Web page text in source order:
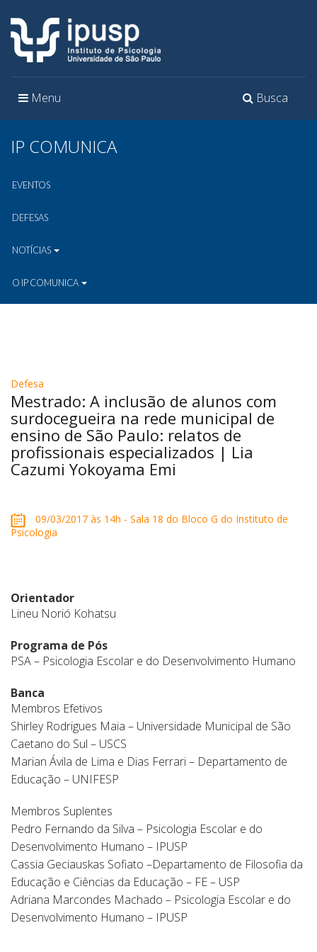
Toggle
Busca
Toggle
Menu
IP COMUNICA
EVENTOS
DEFESAS
NOTÍCIAS
O IP COMUNICA
Defesa
Mestrado: A inclusão de alunos com
surdocegueira na rede municipal de
ensino de São Paulo: relatos de
profissionais especializados | Lia
Cazumi Yokoyama Emi
09/03/2017 às 14h - Sala 18 do Bloco G do Instituto de
Psicologia
Orientador
Lineu Norió Kohatsu
Programa de Pós
PSA – Psicologia Escolar e do Desenvolvimento Humano
Banca
Membros Efetivos
Shirley Rodrigues Maia – Universidade Municipal de São
Caetano do Sul – USCS
Marian Ávila de Lima e Dias Ferrari – Departamento de
Educação – UNIFESP
Membros Suplentes
Pedro Fernando da Silva – Psicologia Escolar e do
Desenvolvimento Humano – IPUSP
Cassia Geciauskas Sofiato –Departamento de Filosofia da
Educação e Ciências da Educação – FE – USP
Adriana Marcondes Machado – Psicologia Escolar e do
Desenvolvimento Humano – IPUSP